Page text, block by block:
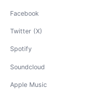
Facebook
Twitter (X)
Spotify
Soundcloud
Apple Music